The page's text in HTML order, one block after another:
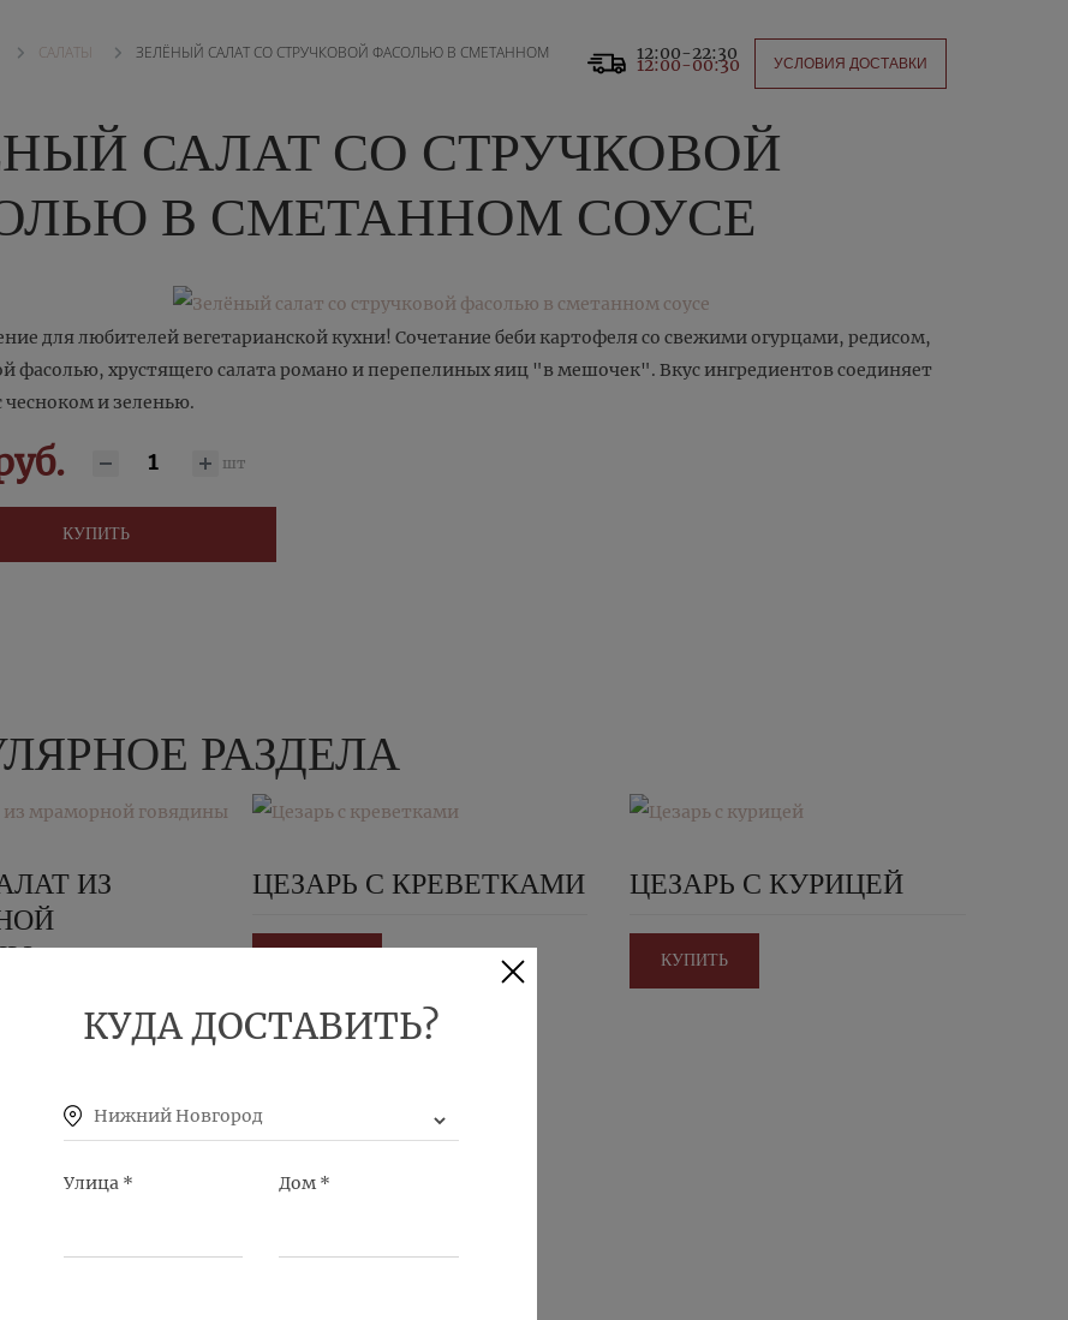
КУДА ДОСТАВИТЬ?
Нижний Новгород
Улица * Дом *
САЛАТЫ
ЗЕЛЁНЫЙ САЛАТ СО СТРУЧКОВОЙ ФАСОЛЬЮ В СМЕТАННОМ
12:00-22:30
12:00-00:30 УСЛОВИЯ ДОСТАВКИ
САЛАТ СО СТРУЧКОВОЙ
В СМЕТАННОМ СОУСЕ
для любителей вегетарианской кухни! Сочетание беби картофеля со свежими огурцами, редисом,
фасолью, хрустящего салата романо и перепелиных яиц "в мешочек". Вкус ингредиентов соединяет
чесноком и зеленью.
шт
КУПИТЬ
РАЗДЕЛА
ИЗ
ЦЕЗАРЬ С КРЕВЕТКАМИ ЦЕЗАРЬ С КУРИЦЕЙ
КУПИТЬ
ЛОСОСЕМ,